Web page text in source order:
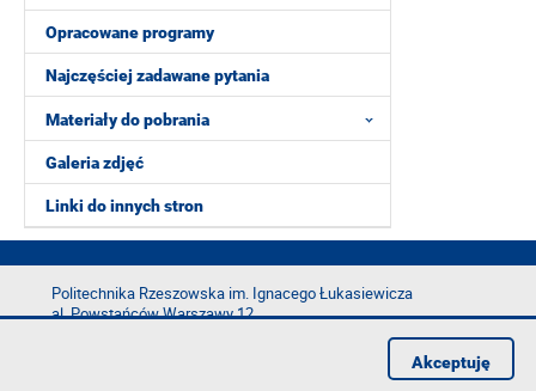
Opracowane programy
Najczęściej zadawane pytania
Materiały do pobrania
Galeria zdjęć
Linki do innych stron
Politechnika Rzeszowska im. Ignacego Łukasiewicza
al. Powstańców Warszawy 12
Akceptuję